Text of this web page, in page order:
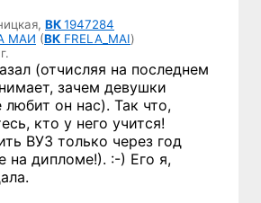
ВК1947284
МАИ (ВК FRELA_MAI)
(отчисляя на последнем
зачем девушки
любит он нас). Так что,
кто у него учится!
ВУЗ только через год
на дипломе!). :-) Его я,